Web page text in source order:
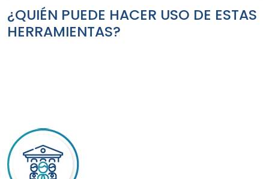
¿QUIÉN PUEDE HACER USO DE ESTAS
HERRAMIENTAS?